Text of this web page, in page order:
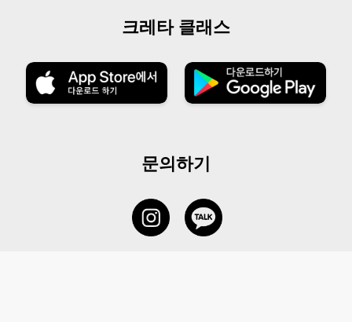
크레타 클래스
문의하기